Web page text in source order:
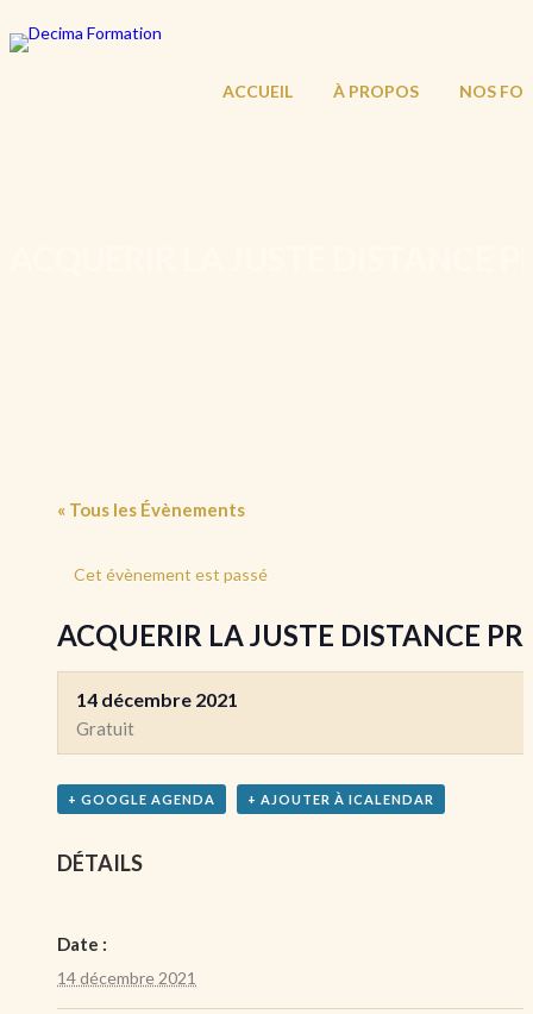
ACCUEIL À PROPOS NOS
« Tous les Évènements
Cet évènement est passé
ACQUERIR LA JUSTE DISTANCE
14 décembre 2021
Gratuit
+ GOOGLE AGENDA + AJOUTER À ICALENDAR
DÉTAILS
Date :
14 décembre 2021